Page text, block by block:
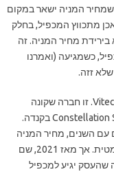
המניה ישאר במקום
מתכווץ המכפיל, בחלק
מחיר המניה. זה
כשמגיעה (ואמרנו
זזה.
– אחת החברות שביקרתי בשבדיה היתה Vitec. זו חברה שקונה
חברות תוכנה ורטיקלית, קצת בדומה ל Constellation Software בקנדה.
עם השנים, מחיר המניה
עלה בזמן קצר 600%, תו"כ התרחבות מכפיל דרמטית. אך מאז 2021, שם
יגיע למכפיל